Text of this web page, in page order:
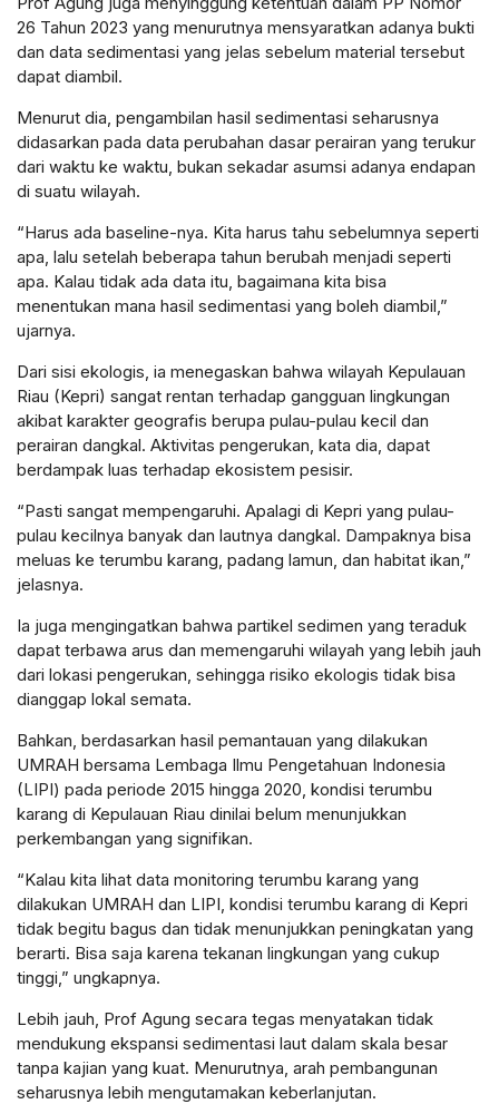
26 Tahun 2023 yang menurutnya mensyaratkan adanya bukti
dan data sedimentasi yang jelas sebelum material tersebut
dapat diambil.
Menurut dia, pengambilan hasil sedimentasi seharusnya
didasarkan pada data perubahan dasar perairan yang terukur
dari waktu ke waktu, bukan sekadar asumsi adanya endapan
di suatu wilayah.
“Harus ada baseline-nya. Kita harus tahu sebelumnya seperti
apa, lalu setelah beberapa tahun berubah menjadi seperti
apa. Kalau tidak ada data itu, bagaimana kita bisa
menentukan mana hasil sedimentasi yang boleh diambil,”
ujarnya.
Dari sisi ekologis, ia menegaskan bahwa wilayah Kepulauan
Riau (Kepri) sangat rentan terhadap gangguan lingkungan
akibat karakter geografis berupa pulau-pulau kecil dan
perairan dangkal. Aktivitas pengerukan, kata dia, dapat
berdampak luas terhadap ekosistem pesisir.
“Pasti sangat mempengaruhi. Apalagi di Kepri yang pulau-
pulau kecilnya banyak dan lautnya dangkal. Dampaknya bisa
meluas ke terumbu karang, padang lamun, dan habitat ikan,”
jelasnya.
Ia juga mengingatkan bahwa partikel sedimen yang teraduk
dapat terbawa arus dan memengaruhi wilayah yang lebih jauh
dari lokasi pengerukan, sehingga risiko ekologis tidak bisa
dianggap lokal semata.
Bahkan, berdasarkan hasil pemantauan yang dilakukan
UMRAH bersama Lembaga Ilmu Pengetahuan Indonesia
(LIPI) pada periode 2015 hingga 2020, kondisi terumbu
karang di Kepulauan Riau dinilai belum menunjukkan
perkembangan yang signifikan.
“Kalau kita lihat data monitoring terumbu karang yang
dilakukan UMRAH dan LIPI, kondisi terumbu karang di Kepri
tidak begitu bagus dan tidak menunjukkan peningkatan yang
berarti. Bisa saja karena tekanan lingkungan yang cukup
tinggi,” ungkapnya.
Lebih jauh, Prof Agung secara tegas menyatakan tidak
mendukung ekspansi sedimentasi laut dalam skala besar
tanpa kajian yang kuat. Menurutnya, arah pembangunan
seharusnya lebih mengutamakan keberlanjutan.